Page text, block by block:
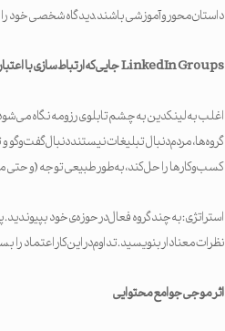
داستان‌محور و آموزشی باشند. دیدگاه شخصی خود
LinkedIn Groupsجایی که ارتباط‌سازی با
اغلب به لینکدین به چشم تابلوی رزومه نگاه
گروه‌ها، مردم دنبال تبلیغات نیستند دنبال گفت‌وگو
کسب‌وکارها را حل کند، به‌طور طبیعی توجه (و حتی
استراتژی: به چند گروه فعال در حوزه‌ی خود
نظرات معنادار بنویسید. تداوم در این کار اعتماد را
اثر موجی جوامع محتوایی